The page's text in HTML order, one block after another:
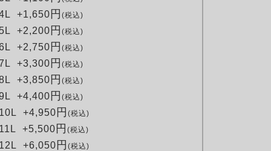
+1,650 税込
+2,200 税込
+2,750 税込
+3,300 税込
+3,850 税込
+4,400 税込
+4,950 税込
+5,500 税込
+6,050 税込